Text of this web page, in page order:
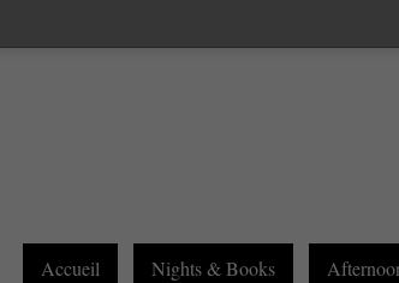
Accueil Nights & Books